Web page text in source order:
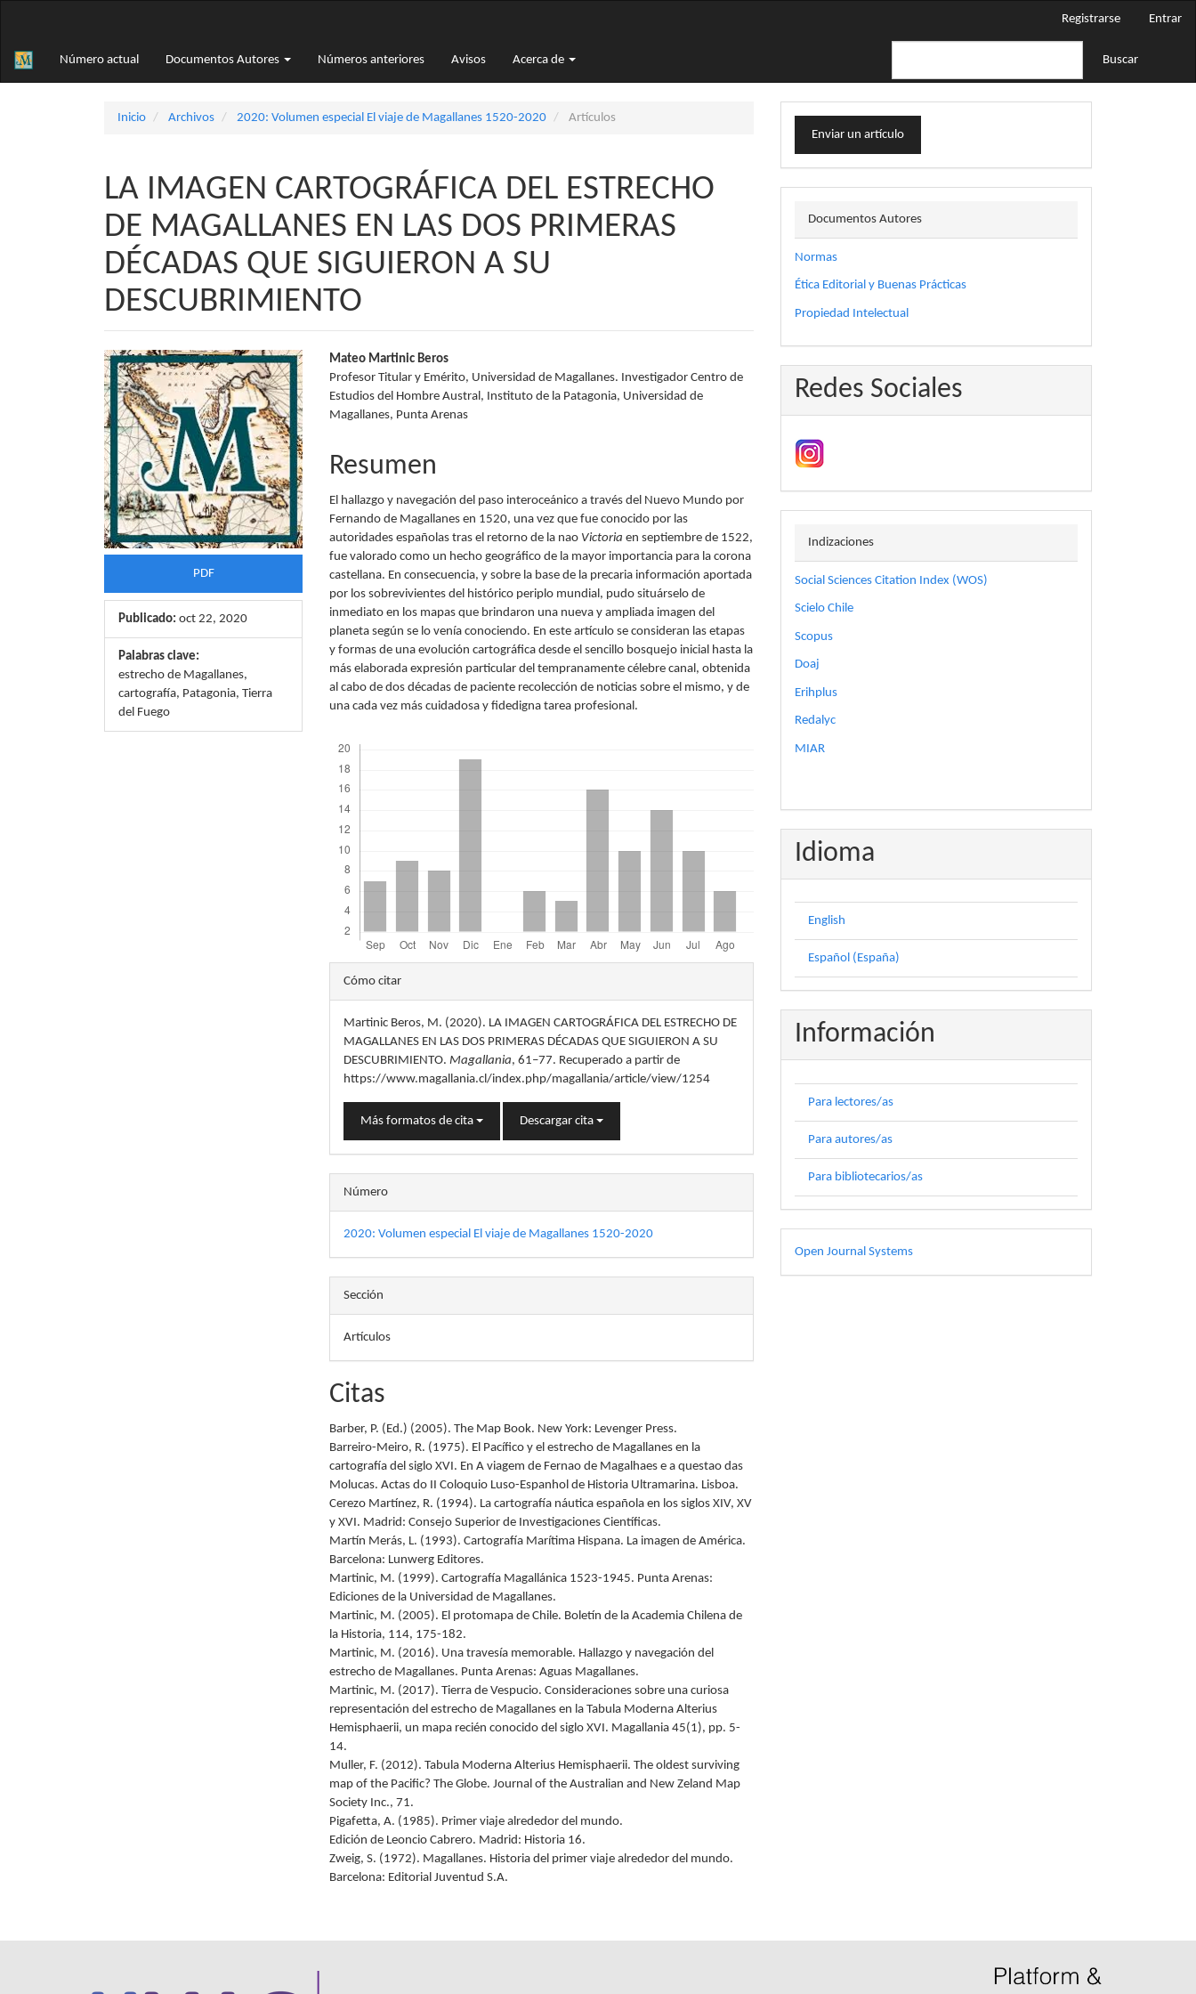
principal
Barra
Registrarse Entrar
Número actual Documentos Autores Números anteriores Avisos Acerca de Buscar
Inicio Archivos 2020: Volumen especial El viaje de Magallanes 1520-2020 Artículos
LA IMAGEN CARTOGRÁFICA DEL ESTRECHO
DE MAGALLANES EN LAS DOS PRIMERAS
DÉCADAS QUE SIGUIERON A SU
DESCUBRIMIENTO
Barra
lateral
del
artículo
PDF
Publicado: oct 22, 2020
Palabras clave:
estrecho de Magallanes,
cartografía, Patagonia, Tierra
del Fuego
Contenido
principal
del
artículo
Mateo Martinic Beros
Profesor Titular y Emérito, Universidad de Magallanes. Investigador Centro de
Estudios del Hombre Austral, Instituto de la Patagonia, Universidad de
Magallanes, Punta Arenas
Resumen
El hallazgo y navegación del paso interoceánico a través del Nuevo Mundo por
Fernando de Magallanes en 1520, una vez que fue conocido por las
autoridades españolas tras el retorno de la nao Victoriaen septiembre de 1522,
fue valorado como un hecho geográfico de la mayor importancia para la corona
castellana. En consecuencia, y sobre la base de la precaria información aportada
por los sobrevivientes del histórico periplo mundial, pudo situárselo de
inmediato en los mapas que brindaron una nueva y ampliada imagen del
planeta según se lo venía conociendo. En este artículo se consideran las etapas
y formas de una evolución cartográfica desde el sencillo bosquejo inicial hasta la
más elaborada expresión particular del tempranamente célebre canal, obtenida
al cabo de dos décadas de paciente recolección de noticias sobre el mismo, y de
una cada vez más cuidadosa y fidedigna tarea profesional.
Detalles
del
artículo
Cómo citar
Martinic Beros, M. (2020). LA IMAGEN CARTOGRÁFICA DEL ESTRECHO DE
MAGALLANES EN LAS DOS PRIMERAS DÉCADAS QUE SIGUIERON A SU
DESCUBRIMIENTO.Magallania, 61–77. Recuperado a partir de
https://www.magallania.cl/index.php/magallania/article/view/1254
Más formatos de cita Descargar cita
Número
2020: Volumen especial El viaje de Magallanes 1520-2020
Sección
Artículos
Citas
Barber, P. (Ed.) (2005). The Map Book. New York: Levenger Press.
Barreiro-Meiro, R. (1975). El Pacífico y el estrecho de Magallanes en la
cartografía del siglo XVI. En A viagem de Fernao de Magalhaes e a questao das
Molucas. Actas do II Coloquio Luso-Espanhol de Historia Ultramarina. Lisboa.
Cerezo Martínez, R. (1994). La cartografía náutica española en los siglos XIV, XV
y XVI. Madrid: Consejo Superior de Investigaciones Científicas.
Martín Merás, L. (1993). Cartografía Marítima Hispana. La imagen de América.
Barcelona: Lunwerg Editores.
Martinic, M. (1999). Cartografía Magallánica 1523-1945. Punta Arenas:
Ediciones de la Universidad de Magallanes.
Martinic, M. (2005). El protomapa de Chile. Boletín de la Academia Chilena de
la Historia, 114, 175-182.
Martinic, M. (2016). Una travesía memorable. Hallazgo y navegación del
estrecho de Magallanes. Punta Arenas: Aguas Magallanes.
Martinic, M. (2017). Tierra de Vespucio. Consideraciones sobre una curiosa
representación del estrecho de Magallanes en la Tabula Moderna Alterius
Hemisphaerii, un mapa recién conocido del siglo XVI. Magallania 45(1), pp. 5-
14.
Muller, F. (2012). Tabula Moderna Alterius Hemisphaerii. The oldest surviving
map of the Pacific? The Globe. Journal of the Australian and New Zeland Map
Society Inc., 71.
Pigafetta, A. (1985). Primer viaje alrededor del mundo.
Edición de Leoncio Cabrero. Madrid: Historia 16.
Zweig, S. (1972). Magallanes. Historia del primer viaje alrededor del mundo.
Barcelona: Editorial Juventud S.A.
Enviar
unEnviar un artículo
docautor
Documentos Autores
Normas
Ética Editorial y Buenas Prácticas
Propiedad Intelectual
Redes Sociales
indizaciones
Indizaciones
Social Sciences Citation Index (WOS)
Scielo Chile
Scopus
Doaj
Erihplus
Redalyc
MIAR
Idioma
English
Español (España)
Información
Para lectores/as
Para autores/as
Para bibliotecarios/as
Desarrollado
por
Open Journal Systems